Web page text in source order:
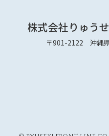
株式会社りゅう
〒901-2122 沖縄